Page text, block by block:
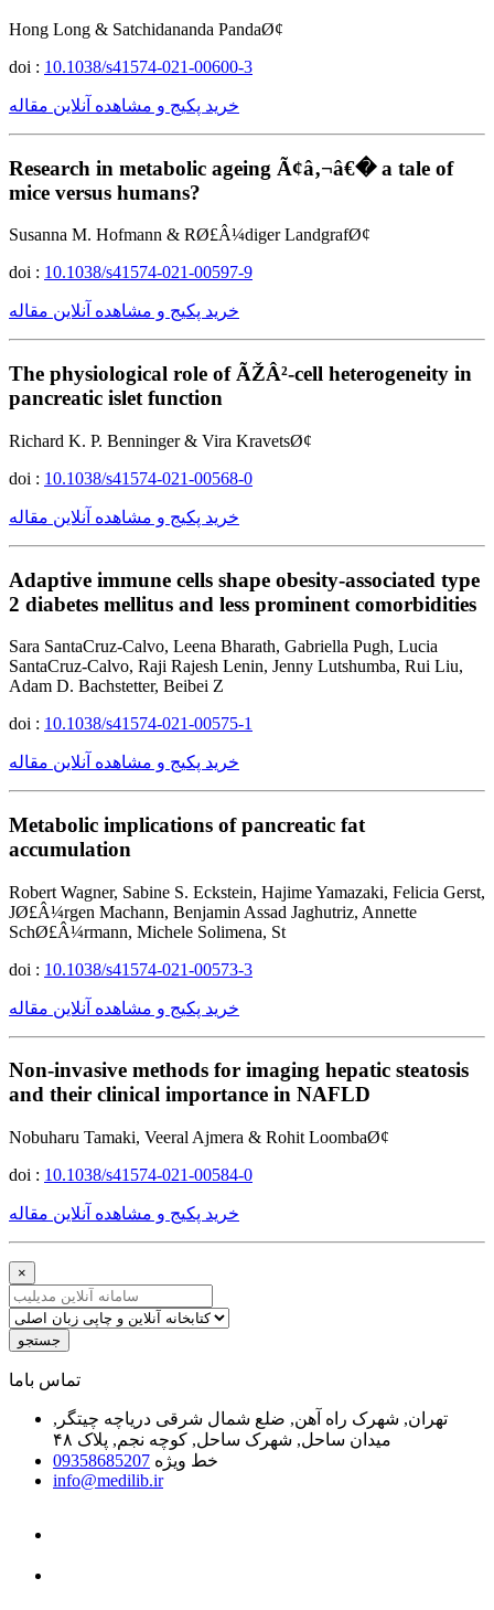
Hong Long & Satchidananda PandaØ¢
doi : 10.1038/s41574-021-00600-3
خرید پکیج و مشاهده آنلاین مقاله
Research in metabolic ageing Ã¢â‚¬â€� a tale of
mice versus humans?
Susanna M. Hofmann & RØ£Â¼diger LandgrafØ¢
doi : 10.1038/s41574-021-00597-9
خرید پکیج و مشاهده آنلاین مقاله
The physiological role of ÃŽÂ²-cell heterogeneity in
pancreatic islet function
Richard K. P. Benninger & Vira KravetsØ¢
doi : 10.1038/s41574-021-00568-0
خرید پکیج و مشاهده آنلاین مقاله
Adaptive immune cells shape obesity-associated type
2 diabetes mellitus and less prominent comorbidities
Sara SantaCruz-Calvo, Leena Bharath, Gabriella Pugh, Lucia
SantaCruz-Calvo, Raji Rajesh Lenin, Jenny Lutshumba, Rui Liu,
Adam D. Bachstetter, Beibei Z
doi : 10.1038/s41574-021-00575-1
خرید پکیج و مشاهده آنلاین مقاله
Metabolic implications of pancreatic fat
accumulation
Robert Wagner, Sabine S. Eckstein, Hajime Yamazaki, Felicia Gerst,
JØ£Â¼rgen Machann, Benjamin Assad Jaghutriz, Annette
SchØ£Â¼rmann, Michele Solimena, St
doi : 10.1038/s41574-021-00573-3
خرید پکیج و مشاهده آنلاین مقاله
Non-invasive methods for imaging hepatic steatosis
and their clinical importance in NAFLD
Nobuharu Tamaki, Veeral Ajmera & Rohit LoombaØ¢
doi : 10.1038/s41574-021-00584-0
خرید پکیج و مشاهده آنلاین مقاله
×
جستجو
ﺗﻤﺎﺱ ﺑﺎﻣﺎ
تهران, شهرک راه آهن, ضلع شمال شرقی دریاچه چیتگر,
میدان ساحل, شهرک ساحل, کوچه نجم, پلاک ۴۸
خط ویژه 09358685207
info@medilib.ir